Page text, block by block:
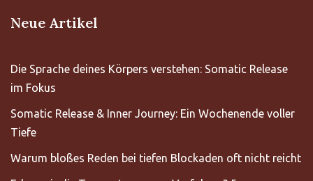
Neue Artikel
Die Sprache deines Körpers verstehen: Somatic Release
im Fokus
Somatic Release & Inner Journey: Ein Wochenende voller
Tiefe
Warum bloßes Reden bei tiefen Blockaden oft nicht reicht